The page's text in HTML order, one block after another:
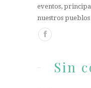
eventos,
nuestros
Sin